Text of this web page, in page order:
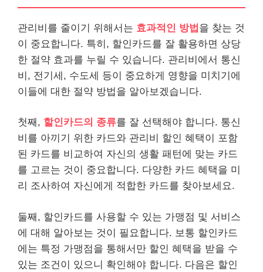
관리비를 줄이기 위해서는 효과적인 방법 을 찾는 것
이 중요합니다. 특히, 할인카드를 잘 활용하면 상당
한 절약 효과를 누릴 수 있습니다. 관리비에서 통신
비, 전기세, 수도세 등이 중요하게 영향을 미치기에
이들에 대한 절약 방법을 알아보겠습니다.
첫째, 할인카드의 종류를 잘 선택해야 합니다. 통신
비를 아끼기 위한 카드와 관리비 할인 혜택이 포함
된 카드를 비교하여 자신의 생활 패턴에 맞는 카드
를 고르는 것이 중요합니다. 다양한 카드 혜택을 미
리 조사하여 자신에게 적합한 카드를 찾아보세요.
둘째, 할인카드를 사용할 수 있는 가맹점 및 서비스
에 대해 알아보는 것이 필요합니다. 보통 할인카드
에는 특정 가맹점을 통해서만 할인 혜택을 받을 수
있는 조건이 있으니 확인해야 합니다. 다음은 할인